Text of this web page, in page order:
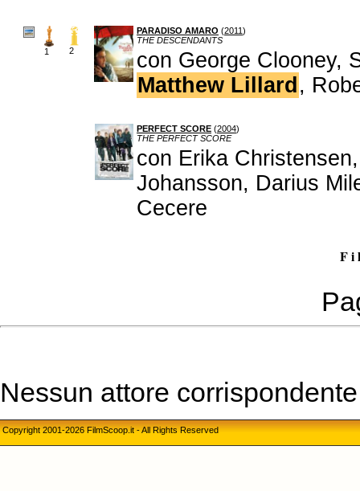
1 2
PARADISO AMARO (2011)
THE DESCENDANTS
con George Clooney,
Matthew Lillard ,
PERFECT SCORE (2004)
THE PERFECT SCORE
con Erika
Johansson, Darius
Cecere
F i
Nessun attore
Copyright 2001-2026 FilmScoop.it - All Rights Reserved